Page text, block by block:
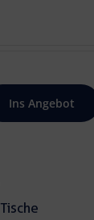
Ins Angebot
Tische